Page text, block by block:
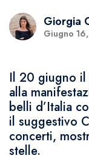
Giorgia
Giugno
Il 20 giugno il
alla
belli d’Italia
il suggestivo
concerti,
stelle.